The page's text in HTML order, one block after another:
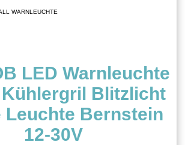
WARNLEUCHTE
LED Warnleuchte
Blitzlicht
Leuchte Bernstein
12-30V